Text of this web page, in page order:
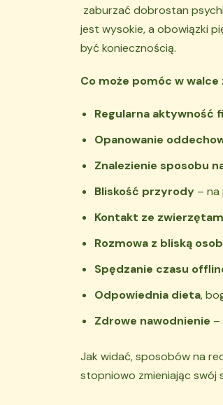
zaburzać dobrostan
jest wysokie, a obowiązki
być koniecznością.
Co może pomóc w
Regularna aktywność
Opanowanie
Znalezienie sposobu
Bliskość przyrody – na
Kontakt ze
Rozmowa z bliską
Spędzanie czasu
Odpowiednia dieta,
Zdrowe nawodnienie –
Jak widać, sposobów na
stopniowo zmieniając swój